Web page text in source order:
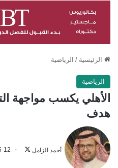
الرئيسية / الرياضية
الرياضية
الأهلي يكسب مواجهة
هدف
أحمد الزامل
على
12